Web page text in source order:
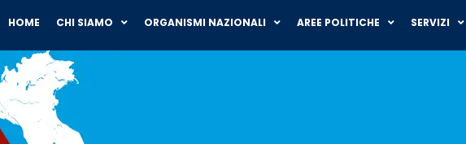
HOME CHI SIAMO ORGANISMI NAZIONALI AREE POLITICHE SERVIZI